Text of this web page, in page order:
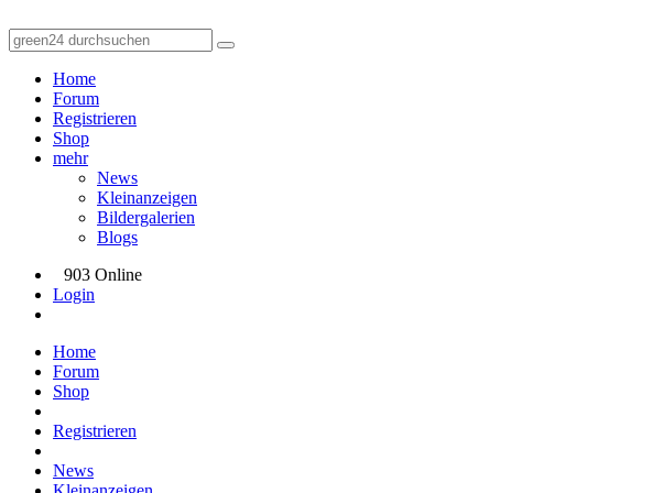
Home
Forum
Registrieren
Shop
mehr
News
Kleinanzeigen
Bildergalerien
Blogs
903 Online
Login
Home
Forum
Shop
Registrieren
News